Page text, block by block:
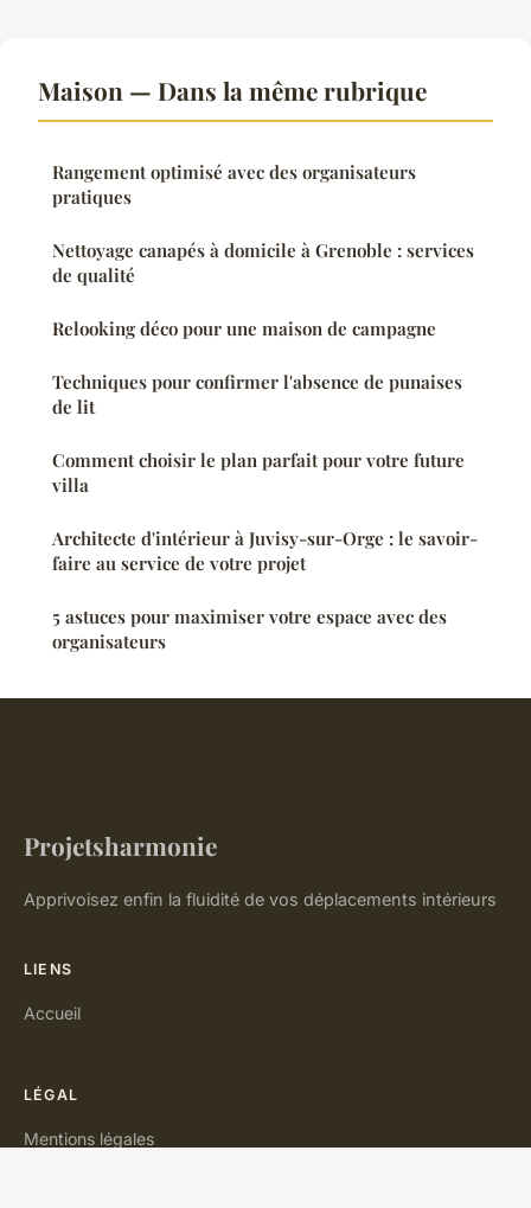
Maison — Dans la même rubrique
Rangement optimisé avec des organisateurs
pratiques
Nettoyage canapés à domicile à Grenoble : services
de qualité
Relooking déco pour une maison de campagne
Techniques pour confirmer l'absence de punaises
de lit
Comment choisir le plan parfait pour votre future
villa
Architecte d'intérieur à Juvisy-sur-Orge : le savoir-
faire au service de votre projet
5 astuces pour maximiser votre espace avec des
organisateurs
Projetsharmonie
Apprivoisez enfin la fluidité de vos déplacements intérieurs
LIENS
Accueil
LÉGAL
Mentions légales